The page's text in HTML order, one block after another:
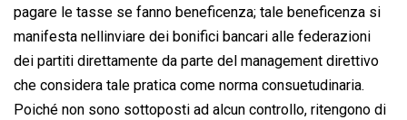
pagare le tasse se fanno beneficenza; tale beneficenza si
manifesta nellinviare dei bonifici bancari alle federazioni
dei partiti direttamente da parte del management direttivo
che considera tale pratica come norma consuetudinaria.
Poiché non sono sottoposti ad alcun controllo, ritengono di